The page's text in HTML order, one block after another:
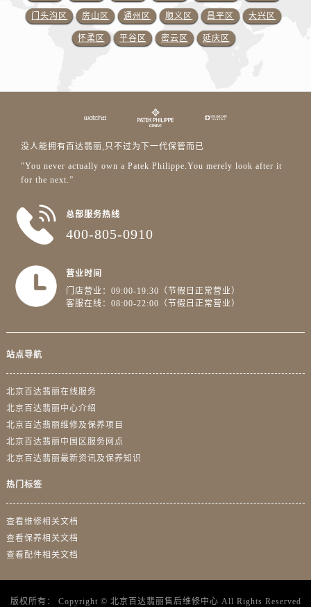
门头沟区 房山区 通州区 顺义区 昌平区 大兴区
怀柔区 平谷区 密云区 延庆区
没人能拥有百达翡丽,只不过为下一代保管而已
"You never actually own a Patek Philippe.You merely look after it
for the next.”
总部服务热线
400-805-0910
营业时间
门店营业：09:00-19:30（节假日正常营业）
客服在线：08:00-22:00（节假日正常营业）
站点导航
北京百达翡丽在线服务
北京百达翡丽中心介绍
北京百达翡丽维修及保养项目
北京百达翡丽中国区服务网点
北京百达翡丽最新资讯及保养知识
热门标签
查看维修相关文档
查看保养相关文档
查看配件相关文档
版权所有： Copyright © 北京百达翡丽售后维修中心 All Rights Reserved